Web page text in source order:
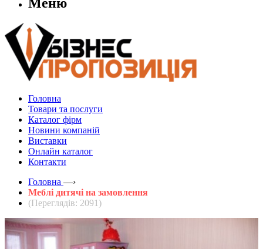
Меню
Головна
Товари та послуги
Каталог фірм
Новини компаній
Виставки
Онлайн каталог
Контакти
Головна —›
Меблі дитячі на замовлення
(Переглядів: 2091)